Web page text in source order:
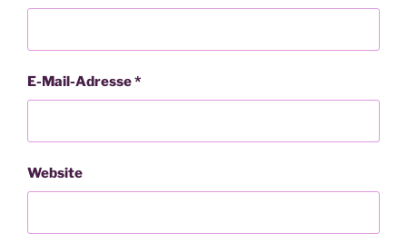
E-Mail-Adresse*
Website